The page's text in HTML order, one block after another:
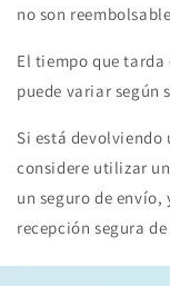
no son
El tiempo que
puede variar según
Si está devolviendo
considere utilizar
un seguro de
recepción segura